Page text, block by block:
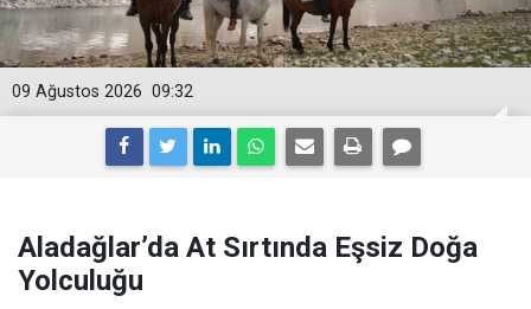
09:32
09 Ağustos 2026
Aladağlar’da At Sırtında Eşsiz Doğa
Yolculuğu